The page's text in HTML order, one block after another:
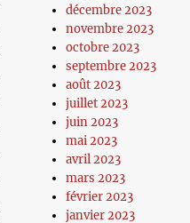
décembre 2023
novembre 2023
octobre 2023
septembre 2023
août 2023
juillet 2023
juin 2023
mai 2023
avril 2023
mars 2023
février 2023
janvier 2023